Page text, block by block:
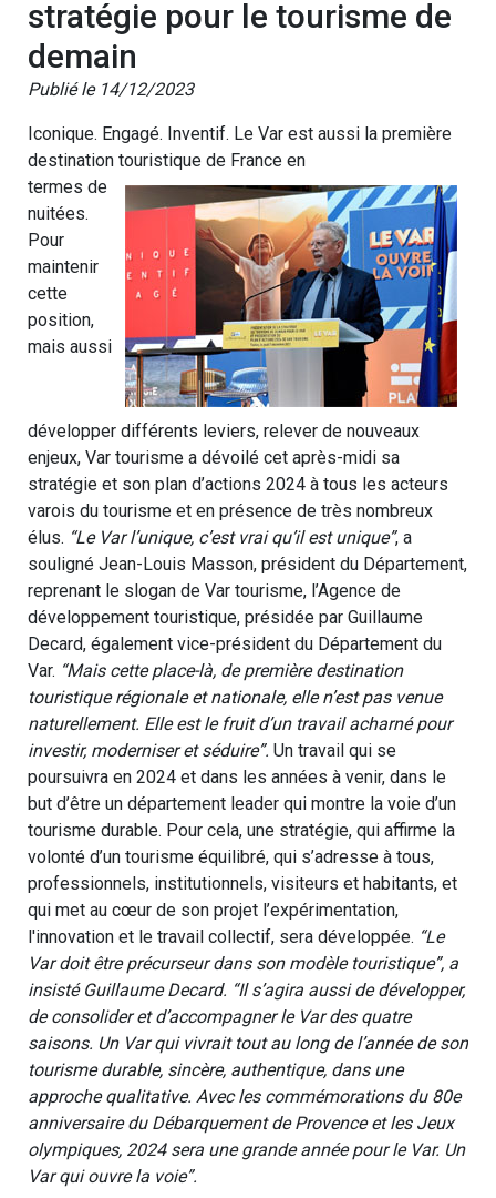
stratégie pour le tourisme de
demain
Publié le 14/12/2023
Iconique. Engagé. Inventif. Le Var est aussi la première
destination touristique de France en
termes de
nuitées.
Pour
maintenir
cette
position,
mais aussi
développer différents leviers, relever de nouveaux
enjeux, Var tourisme a dévoilé cet après-midi sa
stratégie et son plan d’actions 2024 à tous les acteurs
varois du tourisme et en présence de très nombreux
élus. “Le Var l’unique, c’est vrai qu’il est unique”, a
souligné Jean-Louis Masson, président du Département,
reprenant le slogan de Var tourisme, l’Agence de
développement touristique, présidée par Guillaume
Decard, également vice-président du Département du
Var. “Mais cette place-là, de première destination
touristique régionale et nationale, elle n’est pas venue
naturellement. Elle est le fruit d’un travail acharné pour
investir, moderniser et séduire”. Un travail qui se
poursuivra en 2024 et dans les années à venir, dans le
but d’être un département leader qui montre la voie d’un
tourisme durable. Pour cela, une stratégie, qui affirme la
volonté d’un tourisme équilibré, qui s’adresse à tous,
professionnels, institutionnels, visiteurs et habitants, et
qui met au cœur de son projet l’expérimentation,
l'innovation et le travail collectif, sera développée. “Le
Var doit être précurseur dans son modèle touristique”, a
insisté Guillaume Decard. “Il s’agira aussi de développer,
de consolider et d’accompagner le Var des quatre
saisons. Un Var qui vivrait tout au long de l’année de son
tourisme durable, sincère, authentique, dans une
approche qualitative. Avec les commémorations du 80e
anniversaire du Débarquement de Provence et les Jeux
olympiques, 2024 sera une grande année pour le Var. Un
Var qui ouvre la voie”.